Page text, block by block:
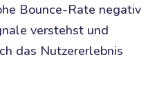
Bounce-Rate negativ
verstehst und
das Nutzererlebnis